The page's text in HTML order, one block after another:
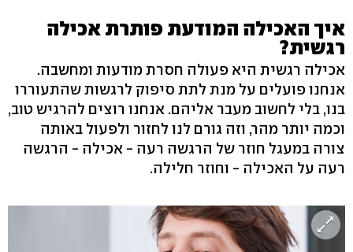
איך האכילה המודעת פותרת אכילה
רגשית?
אכילה רגשית היא פעולה חסרת מודעות ומחשבה.
אנחנו פועלים על מנת לתת סיפוק לרגשות שהתעוררו
בנו, בלי לחשוב מעבר אליהם. אנחנו רוצים להרגיש טוב,
וכמה יותר מהר, וזה גורם לנו לחזור ולפעול באותה
צורה במעגל חוזר של הרגשה רעה - אכילה - הרגשה
רעה על האכילה - וחוזר חלילה.